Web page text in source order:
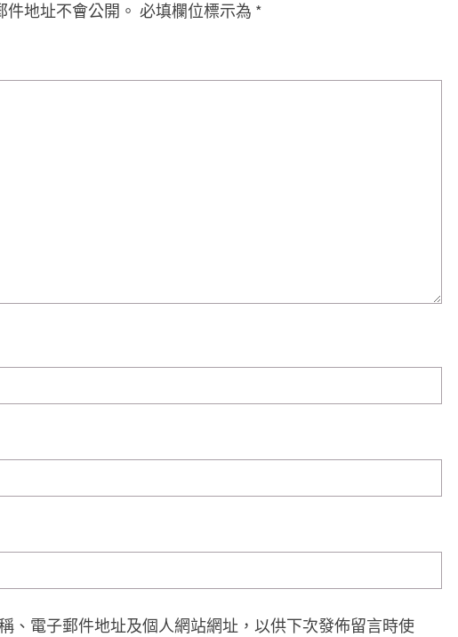
地址不會公開。 必填欄位標示為 *
、電子郵件地址及個人網站網址，以供下次發佈留言時使